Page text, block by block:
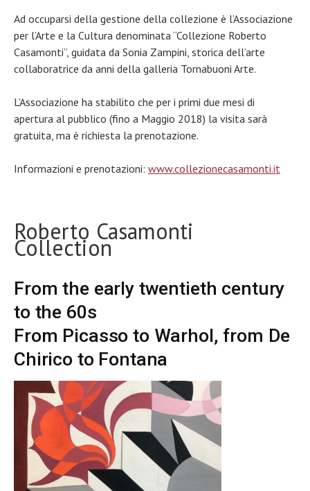
Ad occuparsi della gestione della collezione è l’Associazione
per l’Arte e la Cultura denominata “Collezione Roberto
Casamonti”, guidata da Sonia Zampini, storica dell’arte
collaboratrice da anni della galleria Tornabuoni Arte.
L’Associazione ha stabilito che per i primi due mesi di
apertura al pubblico (fino a Maggio 2018) la visita sarà
gratuita, ma è richiesta la prenotazione.
Informazioni e prenotazioni: www.collezionecasamonti.it
Roberto Casamonti
Collection
From the early twentieth century
to the 60s
From Picasso to Warhol, from De
Chirico to Fontana